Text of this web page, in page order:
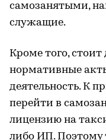
самозанятыми,
служащие.
Кроме того,
нормативные
деятельность. К
перейти в
лицензию на
либо ИП.